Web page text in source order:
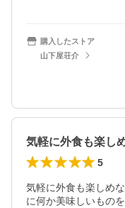
購入したストア
山下屋荘介
5
気軽に外食も楽しめ
に何か美味しいもの